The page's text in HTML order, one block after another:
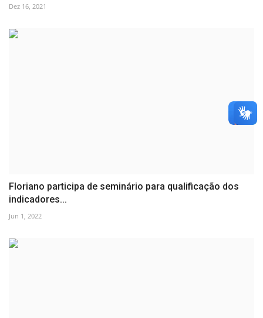
Dez 16, 2021
Floriano participa de seminário para qualificação dos
indicadores...
Jun 1, 2022